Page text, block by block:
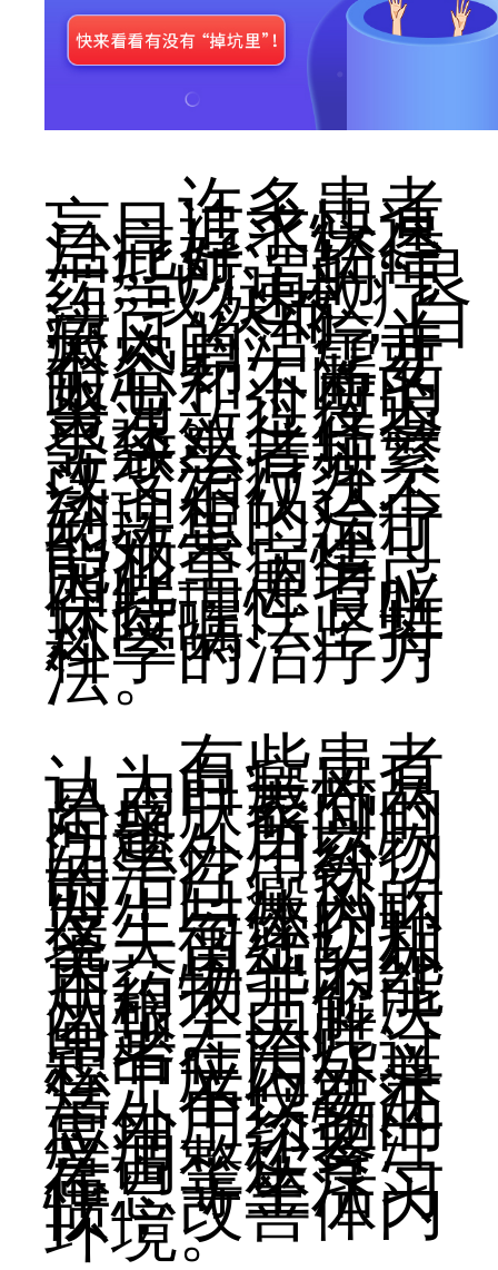
许多患者
盲目追求快速
治疗好，轻信
一些所谓的“良
药”或“速效疗
法”。然而，白
癜风的治疗并
不容易，需要
耐心和不断的
努力。过度追
求速效往往会
导致患者频繁
改变治疗方
法，不仅达不
到理想的治疗
的效果，还可
能加重病情。
因此，患者应
保持理性，听
从医嘱，坚持
科学的治疗方
法。
有些患者
认为白癜风只
是皮肤表面的
问题，所以只
注重外用药物
的治疗。然
而，白癜风的
发生与体内环
境失衡密切相
关，单纯的外
用药物并不能
从根本上解决
问题。因此，
患者在治疗过
程中应内外兼
治。不仅要注
意外用药物的
应用，还要注
意调整饮食、
作息等生活习
惯，改善体内
环境。